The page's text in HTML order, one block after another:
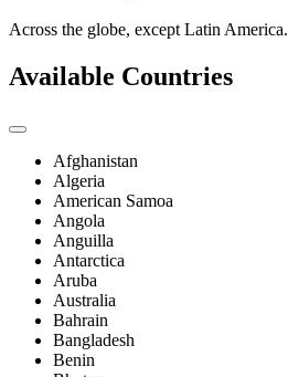
Across the globe, except Latin America.
Available Countries
Afghanistan
Algeria
American Samoa
Angola
Anguilla
Antarctica
Aruba
Australia
Bahrain
Bangladesh
Benin